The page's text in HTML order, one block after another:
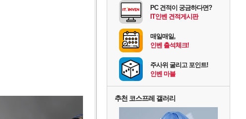
PC 견적이 궁금하다면?
IT인벤 견적게시판
매일매일,
인벤 출석체크!
주사위 굴리고 포인트!
인벤 마블
추천 코스프레 갤러리